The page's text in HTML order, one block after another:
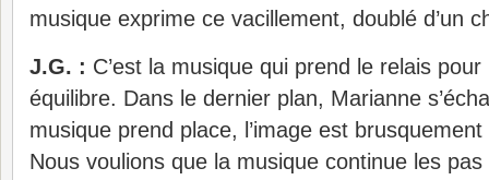
musique exprime ce vacillement, doublé d’un
J.G. : C’est la musique qui prend le relais
équilibre. Dans le dernier plan, Marianne
musique prend place, l’image est
Nous voulions que la musique continue les pas